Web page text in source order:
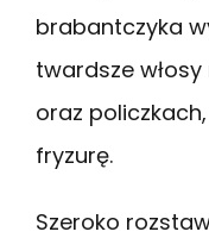
brabantczyka
twardsze
oraz
fryzurę.
Szeroko